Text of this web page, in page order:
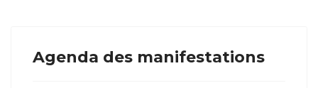
Agenda des manifestations